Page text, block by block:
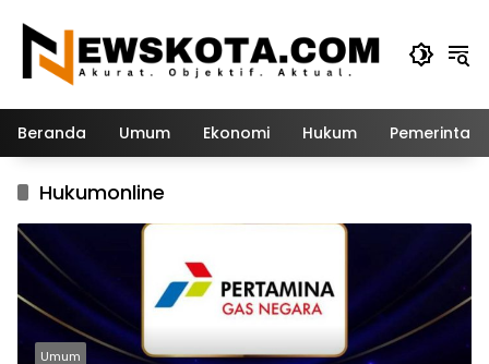
konten
Beranda Umum Ekonomi Hukum
Hukumonline
Umum